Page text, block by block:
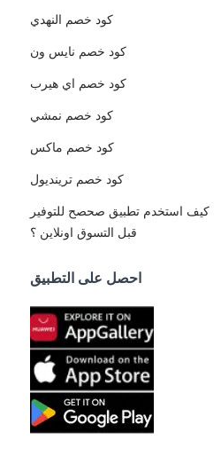
كود خصم النهدي
كود خصم نايس ون
كود خصم اي هيرب
كود خصم نمشي
كود خصم ماكس
كود خصم ترينديول
كيف استخدم تطبيق صحصح للتوفير
قبل التسوق اونلاين ؟
احصل على التطبيق